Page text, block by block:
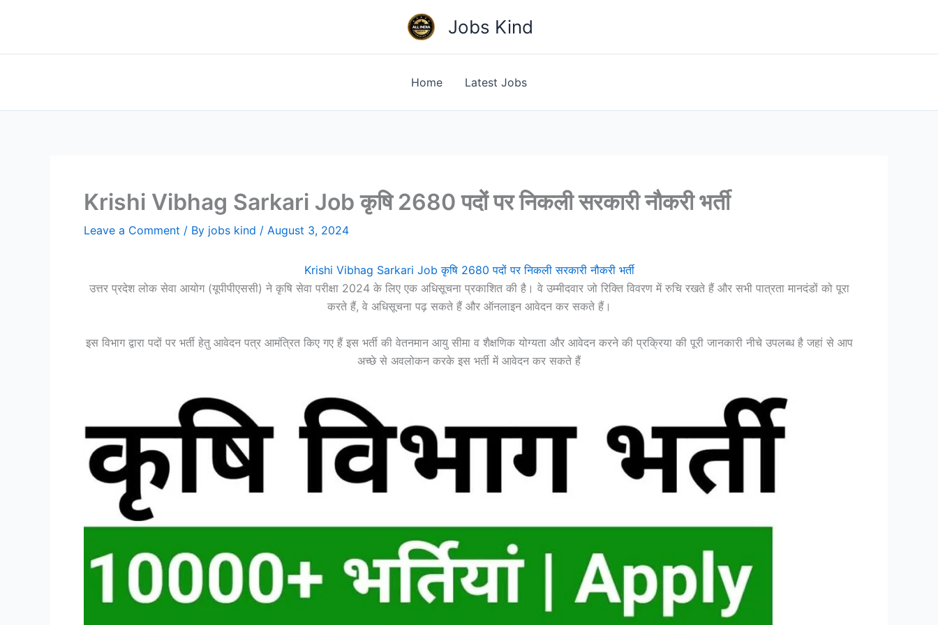
Jobs Kind
Home Latest Jobs
Krishi Vibhag Sarkari Job कृषि 2680 पदों पर निकली सरकारी नौकरी भर्ती
Leave a Comment / By jobs kind / August 3, 2024
Krishi Vibhag Sarkari Job कृषि 2680 पदों पर निकली सरकारी नौकरी भर्ती
उत्तर प्रदेश लोक सेवा आयोग (यूपीपीएससी) ने कृषि सेवा परीक्षा 2024 के लिए एक अधिसूचना प्रकाशित की है। वे उम्मीदवार जो रिक्ति विवरण में रुचि रखते हैं और सभी पात्रता मानदंडों को पूरा
करते हैं, वे अधिसूचना पढ़ सकते हैं और ऑनलाइन आवेदन कर सकते हैं।
इस विभाग द्वारा पदों पर भर्ती हेतु आवेदन पत्र आमंत्रित किए गए हैं इस भर्ती की वेतनमान आयु सीमा व शैक्षणिक योग्यता और आवेदन करने की प्रक्रिया की पूरी जानकारी नीचे उपलब्ध है जहां से आप
अच्छे से अवलोकन करके इस भर्ती में आवेदन कर सकते हैं